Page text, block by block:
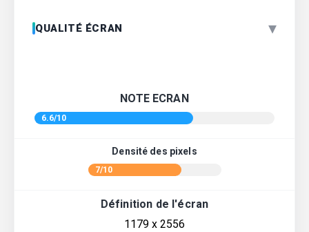
QUALITÉ ÉCRAN ▾
NOTE ECRAN
6.6/10
Densité des pixels
7/10
Définition de l'écran
1179 x 2556